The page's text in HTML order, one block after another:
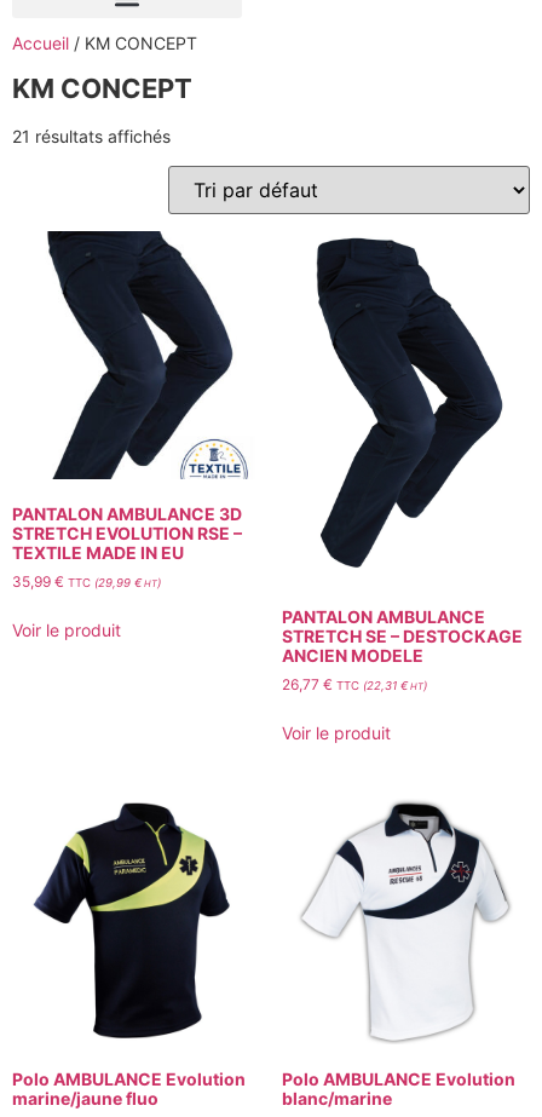
Accueil / KM CONCEPT
KM CONCEPT
21 résultats affichés
PANTALON AMBULANCE 3D
STRETCH EVOLUTION RSE –
TEXTILE MADE IN EU
35,99 € TTC (29,99 € HT)
Voir le produit
PANTALON AMBULANCE
STRETCH SE – DESTOCKAGE
ANCIEN MODELE
26,77 € TTC(22,31 €HT)
Voir le produit
Polo AMBULANCE Evolution
marine/jaune fluo
Polo AMBULANCE Evolution
blanc/marine